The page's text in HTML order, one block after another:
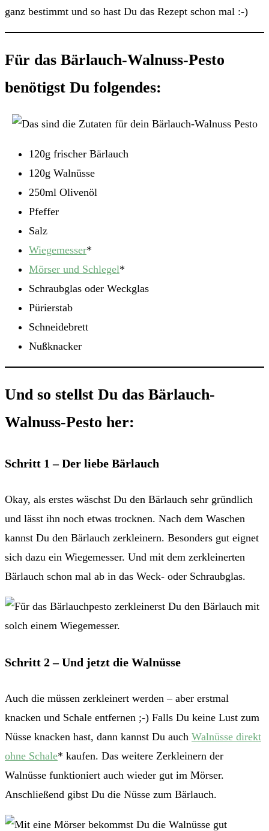
ganz bestimmt und so hast Du das Rezept schon mal :-)
Für das Bärlauch-Walnuss-Pesto
benötigst Du folgendes:
120g frischer Bärlauch
120g Walnüsse
250ml Olivenöl
Pfeffer
Salz
Wiegemesser*
Mörser und Schlegel*
Schraubglas oder Weckglas
Pürierstab
Schneidebrett
Nußknacker
Und so stellst Du das Bärlauch-
Walnuss-Pesto her:
Schritt 1 – Der liebe Bärlauch
Okay, als erstes wäschst Du den Bärlauch sehr gründlich
und lässt ihn noch etwas trocknen. Nach dem Waschen
kannst Du den Bärlauch zerkleinern. Besonders gut eignet
sich dazu ein Wiegemesser. Und mit dem zerkleinerten
Bärlauch schon mal ab in das Weck- oder Schraubglas.
Schritt 2 – Und jetzt die Walnüsse
Auch die müssen zerkleinert werden – aber erstmal
knacken und Schale entfernen ;-) Falls Du keine Lust zum
Nüsse knacken hast, dann kannst Du auch Walnüsse direkt
ohne Schale* kaufen. Das weitere Zerkleinern der
Walnüsse funktioniert auch wieder gut im Mörser.
Anschließend gibst Du die Nüsse zum Bärlauch.